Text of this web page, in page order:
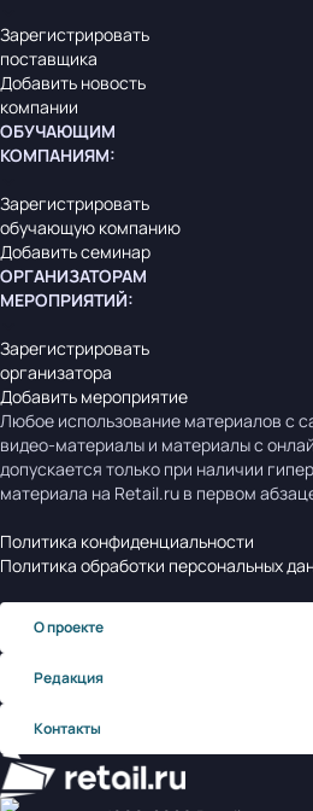
Зарегистрировать
поставщика
Добавить новость
компании
ОБУЧАЮЩИМ
КОМПАНИЯМ:
Зарегистрировать
обучающую компанию
Добавить семинар
ОРГАНИЗАТОРАМ
МЕРОПРИЯТИЙ:
Зарегистрировать
организатора
Добавить мероприятие
Любое использование материалов с
видео-материалы и материалы с
допускается только при наличии
материала на Retail.ru в первом
Политика конфиденциальности
Политика обработки персональных
О проекте
Редакция
Контакты